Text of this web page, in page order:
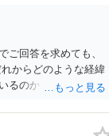
ご回答を求めても、
からどのような経緯
るのかということに
ことは必須だと考え